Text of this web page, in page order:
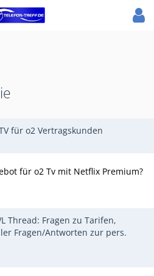
für o2 Vertragskunden
für o2 Tv mit Netflix Premium?
Thread: Fragen zu Tarifen,
Fragen/Antworten zur pers.